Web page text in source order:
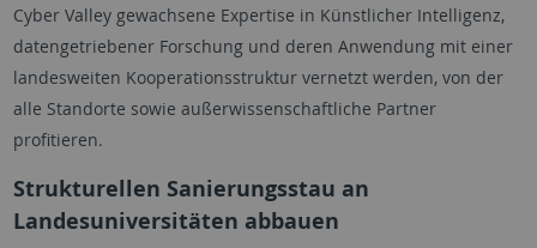
Cyber Valley gewachsene Expertise in Künstlicher Intelligenz,
datengetriebener Forschung und deren Anwendung mit einer
landesweiten Kooperationsstruktur vernetzt werden, von der
alle Standorte sowie außerwissenschaftliche Partner
profitieren.
Strukturellen Sanierungsstau an
Landesuniversitäten abbauen